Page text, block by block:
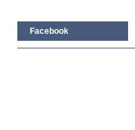
Facebook